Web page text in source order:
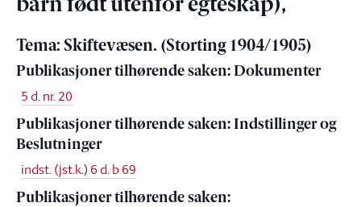
barn født utenfor egteskap),
Tema: Skiftevæsen. (Storting 1904/1905)
Publikasjoner tilhørende saken: Dokumenter
5 d. nr. 20
Publikasjoner tilhørende saken: Indstillinger og
Beslutninger
indst. (jst.k.) 6 d. b 69
Publikasjoner tilhørende saken: